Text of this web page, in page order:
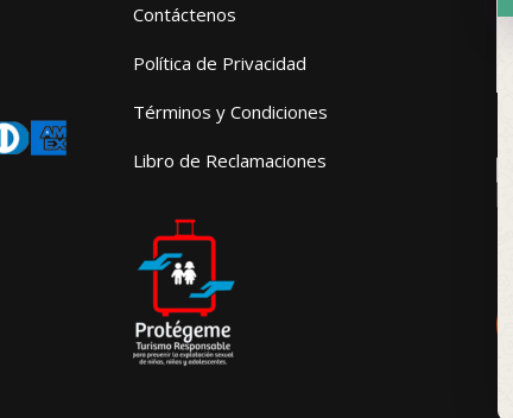
Contáctenos
Política de Privacidad
Términos y Condiciones
Libro de Reclamaciones